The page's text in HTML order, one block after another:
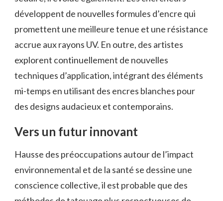
développent de nouvelles formules d’encre qui
promettent une meilleure tenue et une résistance
accrue aux rayons UV. En outre, des artistes
explorent continuellement de nouvelles
techniques d’application, intégrant des éléments
mi-temps en utilisant des encres blanches pour
des designs audacieux et contemporains.
Vers un futur innovant
Hausse des préoccupations autour de l’impact
environnemental et de la santé se dessine une
conscience collective, il est probable que des